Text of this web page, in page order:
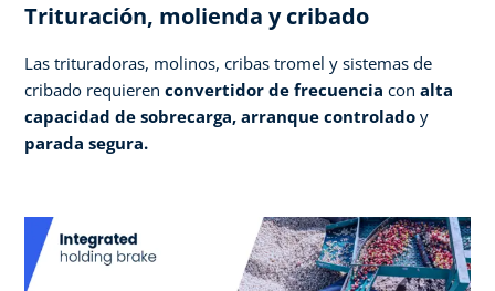
Trituración, molienda y cribado
Las trituradoras, molinos, cribas tromel y sistemas de
cribado requieren convertidor de frecuencia con alta
capacidad de sobrecarga, arranque controlado y
parada segura.